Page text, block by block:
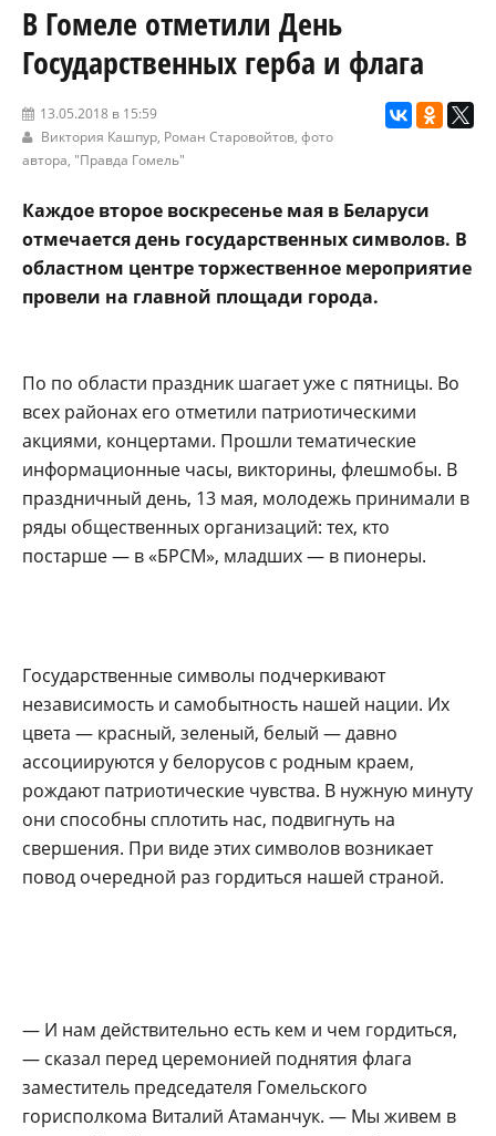
В Гомеле отметили День
Государственных герба и флага
13.05.2018 в 15:59
Виктория Кашпур, Роман Старовойтов, фото
автора, "Правда Гомель"
Каждое второе воскресенье мая в Беларуси
отмечается день государственных символов. В
областном центре торжественное мероприятие
провели на главной площади города.
По по области праздник шагает уже с пятницы. Во
всех районах его отметили патриотическими
акциями, концертами. Прошли тематические
информационные часы, викторины, флешмобы. В
праздничный день, 13 мая, молодежь принимали в
ряды общественных организаций: тех, кто
постарше — в «БРСМ», младших — в пионеры.
Государственные символы подчеркивают
независимость и самобытность нашей нации. Их
цвета — красный, зеленый, белый — давно
ассоциируются у белорусов с родным краем,
рождают патриотические чувства. В нужную минуту
они способны сплотить нас, подвигнуть на
свершения. При виде этих символов возникает
повод очередной раз гордиться нашей страной.
— И нам действительно есть кем и чем гордиться,
— сказал перед церемонией поднятия флага
заместитель председателя Гомельского
горисполкома Виталий Атаманчук. — Мы живем в